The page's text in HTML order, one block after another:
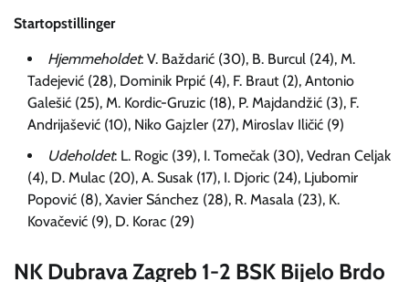
Startopstillinger
Hjemmeholdet: V. Baždarić (30), B. Burcul (24), M.
Tadejević (28), Dominik Prpić (4), F. Braut (2), Antonio
Galešić (25), M. Kordic-Gruzic (18), P. Majdandžić (3), F.
Andrijašević (10), Niko Gajzler (27), Miroslav Iličić (9)
Udeholdet: L. Rogic (39), I. Tomečak (30), Vedran Celjak
(4), D. Mulac (20), A. Susak (17), I. Djoric (24), Ljubomir
Popović (8), Xavier Sánchez (28), R. Masala (23), K.
Kovačević (9), D. Korac (29)
NK Dubrava Zagreb 1-2 BSK Bijelo Brdo